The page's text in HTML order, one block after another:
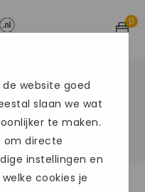
0
/
grote-
website goed
slaan we wat
te maken.
om directe
instellingen en
cookies je